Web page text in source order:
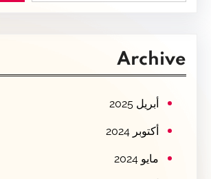
c
Archive
أبريل 2025
أكتوبر 2024
مايو 2024